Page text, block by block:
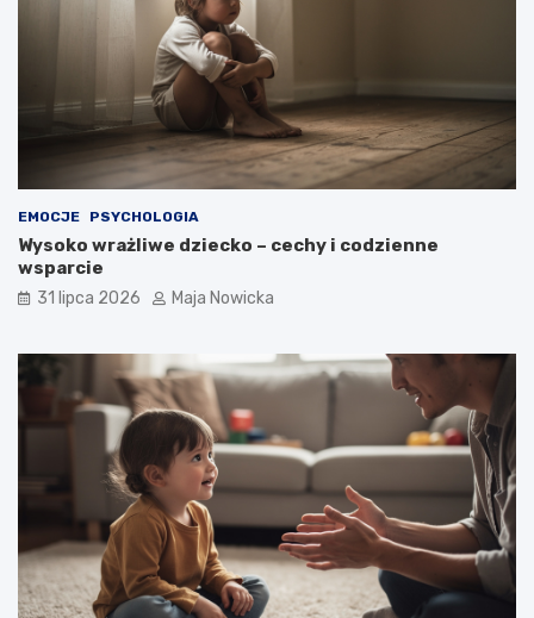
EMOCJE PSYCHOLOGIA
Wysoko wrażliwe dziecko – cechy i codzienne
wsparcie
31 lipca 2026 Maja Nowicka